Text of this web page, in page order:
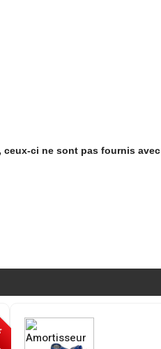
ceux-ci ne sont pas fournis avec